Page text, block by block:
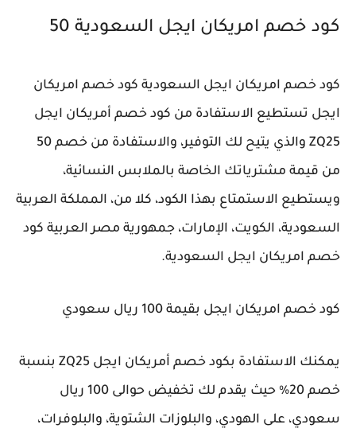
كود خصم امريكان ايجل السعودية 50
كود خصم امريكان ايجل السعودية كود خصم امريكان
ايجل تستطيع الاستفادة من كود خصم أمريكان ايجل
ZQ25 والذي يتيح لك التوفير، والاستفادة من خصم 50
من قيمة مشترياتك الخاصة بالملابس النسائية،
ويستطيع الاستمتاع بهذا الكود، كلا من، المملكة العربية
السعودية، الكويت، الإمارات، جمهورية مصر العربية كود
خصم امريكان ايجل السعودية.
كود خصم امريكان ايجل بقيمة 100 ريال سعودي
يمكنك الاستفادة بكود خصم أمريكان ايجل ZQ25 بنسبة
خصم 20% حيث يقدم لك تخفيض حوالى 100 ريال
سعودي، على الهودي، والبلوزات الشتوية، والبلوفرات،